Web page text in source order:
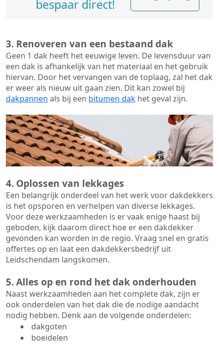
bespaar direct!
3. Renoveren van een bestaand dak
Geen 1 dak heeft het eeuwige leven. De levensduur van
een dak is afhankelijk van het materiaal en het gebruik
hiervan. Door het vervangen van de toplaag, zal het dak
er weer als nieuw uit gaan zien. Dit kan zowel bij
dakpannen als bij een bitumen dak het geval zijn.
4. Oplossen van lekkages
Een belangrijk onderdeel van het werk voor dakdekkers
is het opsporen en verhelpen van diverse lekkages.
Voor deze werkzaamheden is er vaak enige haast bij
geboden, kijk daarom direct hoe er een dakdekker
gevonden kan worden in de regio. Vraag snel en gratis
offertes op en laat een dakdekkersbedrijf uit
Leidschendam langskomen.
5. Alles op en rond het dak onderhouden
Naast werkzaamheden aan het complete dak, zijn er
ook onderdelen van het dak die de nodige aandacht
nodig hebben. Denk aan de volgende onderdelen:
dakgoten
boeidelen